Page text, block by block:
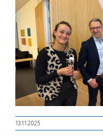
13.11.2025